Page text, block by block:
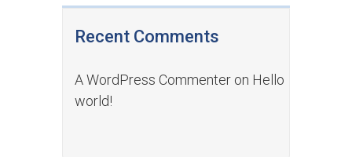
Recent Comments
A WordPress Commenter on Hello
world!